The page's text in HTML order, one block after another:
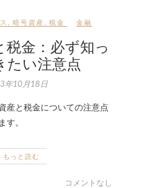
暗号資産 税金 金融
税金：必ず知っ
たい注意点
年10月18日
産と税金についての注意点
す。
もっと読む
コメントなし